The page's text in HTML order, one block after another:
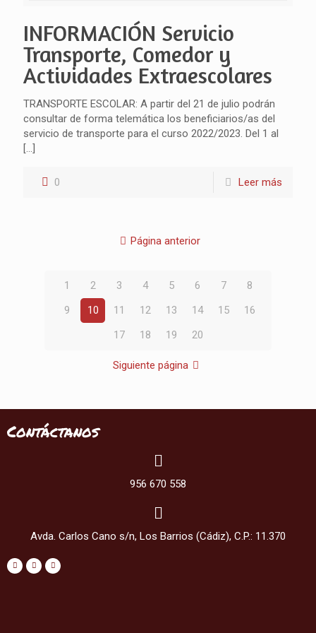
INFORMACIÓN Servicio
Transporte, Comedor y
Actividades Extraescolares
TRANSPORTE ESCOLAR: A partir del 21 de julio podrán
consultar de forma telemática los beneficiarios/as del
servicio de transporte para el curso 2022/2023. Del 1 al
[…]
0 Leer más
Página anterior
1 2 3 4 5 6 7
8
9
10 11 12 13 14 15
16
17
18 19 20
Siguiente página
Contáctanos
956 670 558
Avda. Carlos Cano s/n, Los Barrios (Cádiz), C.P.: 11.370